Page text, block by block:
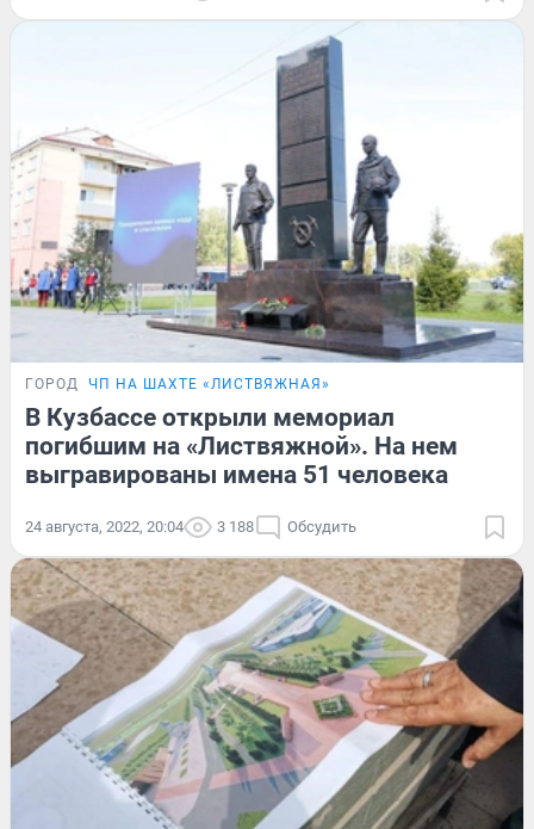
ГОРОД ЧП НА ШАХТЕ «ЛИСТВЯЖНАЯ»
В Кузбассе открыли мемориал
погибшим на «Листвяжной». На нем
выгравированы имена 51 человека
24 августа, 2022, 20:04 3 188 Обсудить